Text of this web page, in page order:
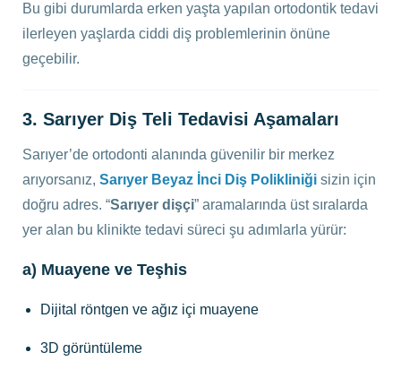
Bu gibi durumlarda erken yaşta yapılan ortodontik tedavi
ilerleyen yaşlarda ciddi diş problemlerinin önüne
geçebilir.
3. Sarıyer Diş Teli Tedavisi Aşamaları
Sarıyer’de ortodonti alanında güvenilir bir merkez
arıyorsanız, Sarıyer Beyaz İnci Diş Polikliniği sizin için
doğru adres. “Sarıyer dişçi” aramalarında üst sıralarda
yer alan bu klinikte tedavi süreci şu adımlarla yürür:
a) Muayene ve Teşhis
Dijital röntgen ve ağız içi muayene
3D görüntüleme